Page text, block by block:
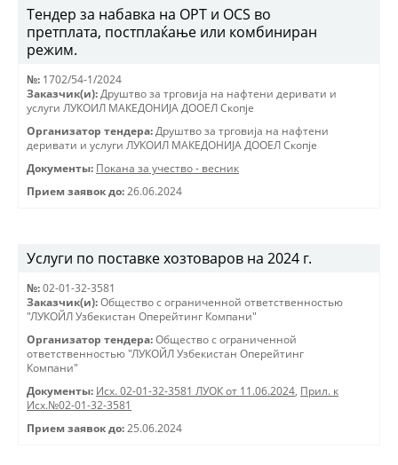
Tендер за набавка на OPT и OCS во
претплата, постплаќање или комбиниран
режим.
№: 1702/54-1/2024
Заказчик(и): Друштво за трговиjа на нафтени деривати и
услуги ЛУКОИЛ МАКЕДОНИJА ДООЕЛ Скопjе
Организатор тендера: Друштво за трговиjа на нафтени
деривати и услуги ЛУКОИЛ МАКЕДОНИJА ДООЕЛ Скопjе
Документы: Покана за учество - весник
Прием заявок до: 26.06.2024
Услуги по поставке хозтоваров на 2024 г.
№: 02-01-32-3581
Заказчик(и): Общество с ограниченной ответственностью
"ЛУКОЙЛ Узбекистан Оперейтинг Компани"
Организатор тендера: Общество с ограниченной
ответственностью "ЛУКОЙЛ Узбекистан Оперейтинг
Компани"
Документы: Исх. 02-01-32-3581 ЛУОК от 11.06.2024, Прил. к
Исх.№02-01-32-3581
Прием заявок до: 25.06.2024